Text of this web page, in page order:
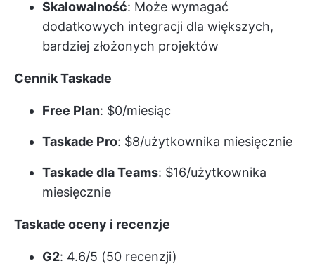
Skalowalność: Może wymagać
dodatkowych integracji dla większych,
bardziej złożonych projektów
Cennik Taskade
Free Plan: $0/miesiąc
Taskade Pro: $8/użytkownika miesięcznie
Taskade dla Teams: $16/użytkownika
miesięcznie
Taskade oceny i recenzje
G2: 4.6/5 (50 recenzji)